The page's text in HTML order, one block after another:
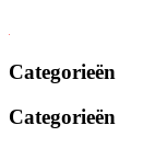
Categorieën
Categorieën